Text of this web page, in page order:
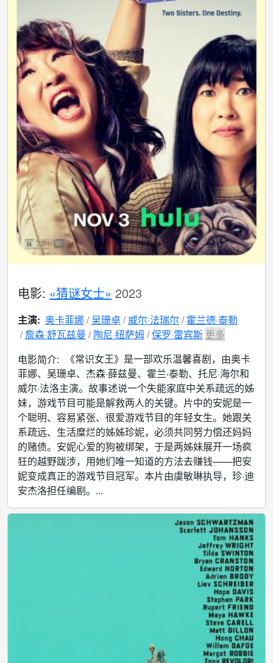
电影: «猜谜女士» 2023
主演: 奥卡菲娜 吴珊卓 威尔·法瑞尔
霍兰德·泰勒
詹森·舒瓦兹曼
陶尼·纽萨姆 保罗·雷宾斯 更多
电影简介:
《常识女王》是一部欢乐温馨喜剧，由奥卡
菲娜、吴珊卓、杰森·薛兹曼、霍兰‧泰勒、托尼·海尔和
威尔·法洛主演。故事述说一个失能家庭中关系疏远的姊
妹，游戏节目可能是解救两人的关键。片中的安妮是一
个聪明、容易紧张、很爱游戏节目的年轻女生。她跟关
系疏远、生活糜烂的姊姊珍妮，必须共同努力偿还妈妈
的赌债。安妮心爱的狗被绑架，于是两姊妹展开一场疯
狂的越野跋涉，用她们唯一知道的方法去赚钱——把安
妮变成真正的游戏节目冠军。本片由虞敏琳执导，珍·迪
安杰洛担任编剧。...